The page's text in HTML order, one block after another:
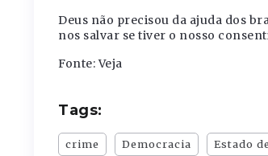
Deus não precisou da ajuda dos
nos salvar se tiver o nosso
Fonte: Veja
Tags:
crime Democracia Estado